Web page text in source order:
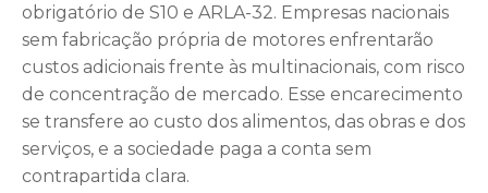
obrigatório de S10 e ARLA-32. Empresas nacionais
sem fabricação própria de motores enfrentarão
custos adicionais frente às multinacionais, com risco
de concentração de mercado. Esse encarecimento
se transfere ao custo dos alimentos, das obras e dos
serviços, e a sociedade paga a conta sem
contrapartida clara.